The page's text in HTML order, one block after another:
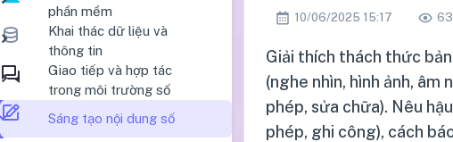
phần mềm
Khai thác dữ liệu và
thông tin
Giao tiếp và hợp tác
trong môi trường số
Sáng tạo nội dung số
10/06/2025 15:17
Giải thích thách thức
(nghe nhìn, hình ảnh,
phép, sửa chữa). Nêu
phép, ghi công), cách